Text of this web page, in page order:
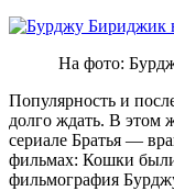
На фото:
Популярность и
долго ждать. В этом
сериале Братья —
фильмах: Кошки
фильмография